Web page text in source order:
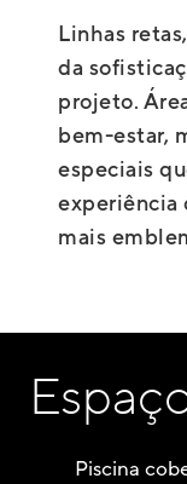
Linhas
da
projeto.
bem-estar,
especiais
experiência
mais
Piscina